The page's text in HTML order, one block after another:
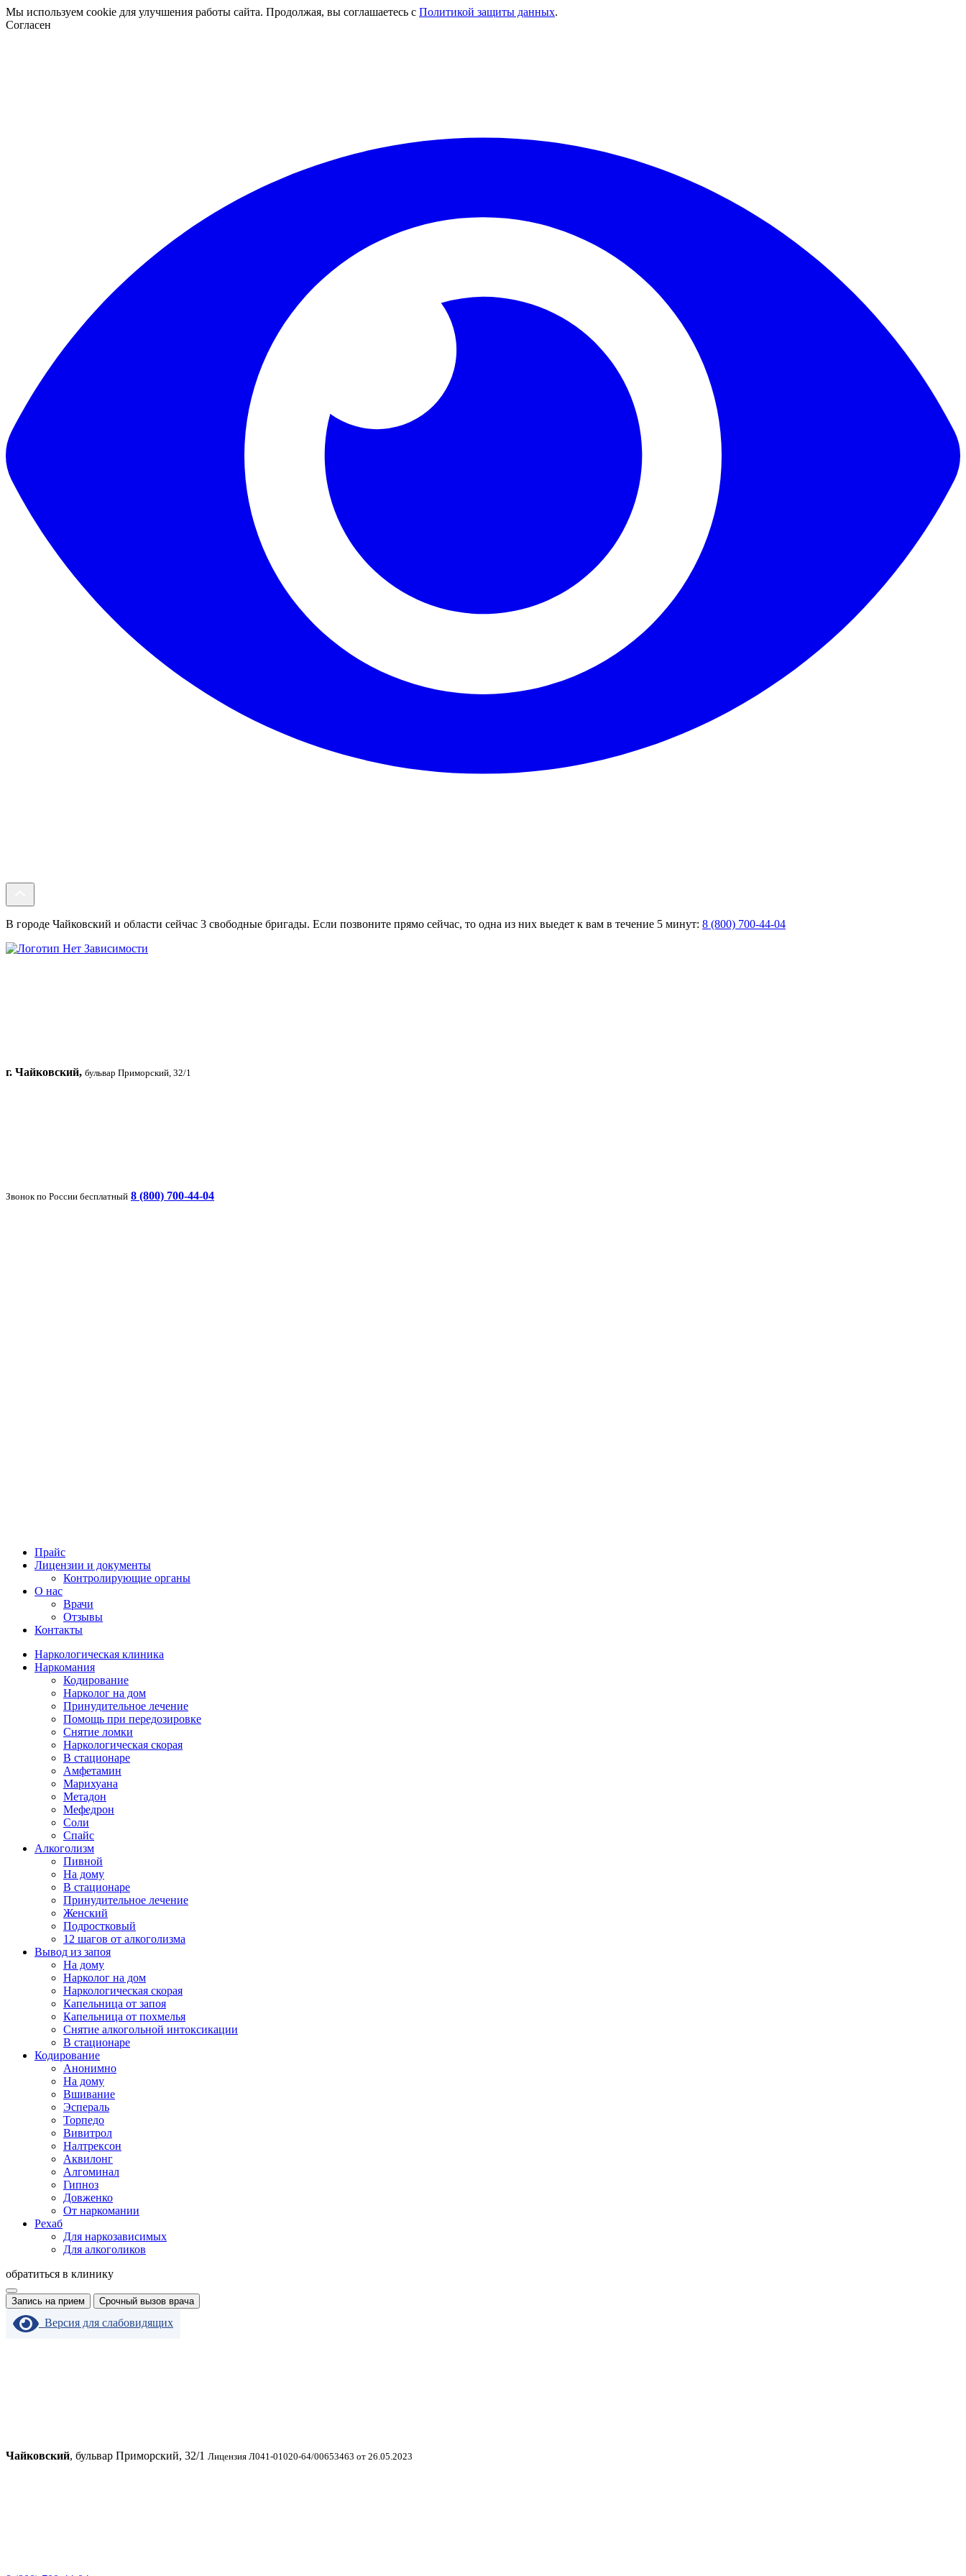
Мы используем cookie для улучшения работы сайта. Продолжая, вы соглашаетесь с Политикой защиты данных.
Согласен
В городе Чайковский и области сейчас 3 свободные бригады. Если позвоните прямо сейчас, то одна из них выедет к вам в течение 5 минут: 8 (800) 700-44-04
г. Чайковский, бульвар Приморский, 32/1
Звонок по России бесплатный 8 (800) 700-44-04
Прайс
Лицензии и документы
Контролирующие органы
О нас
Врачи
Отзывы
Контакты
Наркологическая клиника
Наркомания
Кодирование
Нарколог на дом
Принудительное лечение
Помощь при передозировке
Снятие ломки
Наркологическая скорая
В стационаре
Амфетамин
Марихуана
Метадон
Мефедрон
Соли
Спайс
Алкоголизм
Пивной
На дому
В стационаре
Принудительное лечение
Женский
Подростковый
12 шагов от алкоголизма
Вывод из запоя
На дому
Нарколог на дом
Наркологическая скорая
Капельница от запоя
Капельница от похмелья
Снятие алкогольной интоксикации
В стационаре
Кодирование
Анонимно
На дому
Вшивание
Эспераль
Торпедо
Вивитрол
Налтрексон
Аквилонг
Алгоминал
Гипноз
Довженко
От наркомании
Рехаб
Для наркозависимых
Для алкоголиков
обратиться в клинику
Запись на прием Срочный вызов врача
Версия для слабовидящих
Чайковский, бульвар Приморский, 32/1 Лицензия Л041-01020-64/00653463 от 26.05.2023